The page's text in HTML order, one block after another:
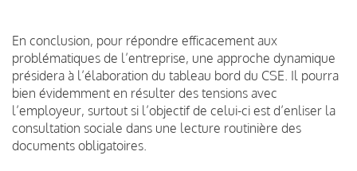
En conclusion, pour répondre efficacement aux
problématiques de l’entreprise, une approche dynamique
présidera à l’élaboration du tableau bord du CSE. Il pourra
bien évidemment en résulter des tensions avec
l’employeur, surtout si l’objectif de celui-ci est d’enliser la
consultation sociale dans une lecture routinière des
documents obligatoires.